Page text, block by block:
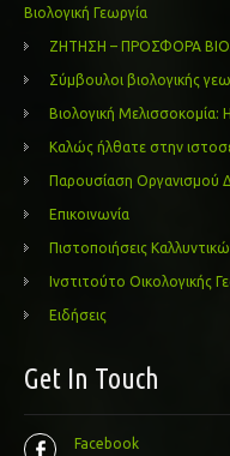
Βιολογική Γεωργία
ΖΗΤΗΣΗ – ΠΡΟΣΦΟΡΑ
Σύμβουλοι βιολογικής
Βιολογική
Καλώς ήλθατε στην
Παρουσίαση Οργανισμού
Επικοινωνία
Πιστοποιήσεις
Ινστιτούτο Οικολογικής
Ειδήσεις
Get In Touch
Facebook